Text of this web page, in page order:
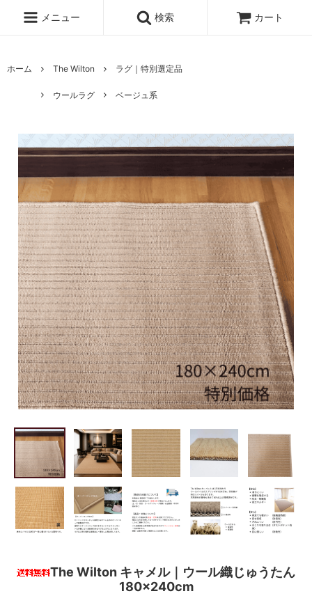
メニュー 検索 カート
ホーム The Wilton ラグ｜特別選定品
ウールラグ ベージュ系
The Wilton キャメル｜ウール織じゅうたん
180×240cm